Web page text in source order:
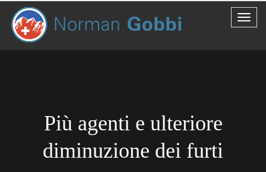
Più agenti e ulteriore
diminuzione dei furti